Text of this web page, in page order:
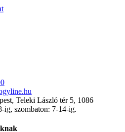
Teleki László tér 5, 1086
ig, szombaton: 7-14-ig.